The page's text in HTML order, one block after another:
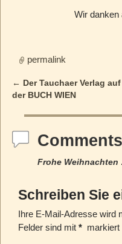
Wir danken
permalink
Post navigation
← Der Tauchaer Verlag auf
der BUCH WIEN
Comments
Frohe Weihnachten
Schreiben Sie
Ihre E-Mail-Adresse wird
Felder sind mit * markiert